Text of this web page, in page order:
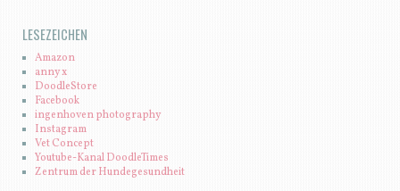
LESEZEICHEN
Amazon
anny x
DoodleStore
Facebook
ingenhoven photography
Instagram
Vet Concept
Youtube-Kanal DoodleTimes
Zentrum der Hundegesundheit